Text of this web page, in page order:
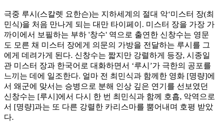
극중 루시(스칼렛 요한슨)는 지하세계의 절대 악‘미스터 장(최
민식)을 처음 만나게 되는 대만 타이페이. 미스터 장을 가장 가
까이에서 보필하는 부하 '창수' 역으로 출연한 신창수는 영문
도 모른 채 미스터 장에게 의문의 가방을 전달하는 루시를 그
에게 데려가게 된다. 신창수는 짧지만 강렬하게 등장, 시종일
관 미스터 장과 한국어로 대화하면서 ‘루시’가 극한의 공포를
느끼는 데에 일조한다. 얼마 전 최민식과 함께한 영화 [명량]에
서 왜군에 맞서는 승병으로 분해 인상 깊은 연기를 선보였던
신창수는 [루시]에서 다시 한 번 최민식과 함께 호흡, 악역으로
서 [명량]과는 또 다른 강렬한 카리스마를 뿜어내며 호평 받았
다.